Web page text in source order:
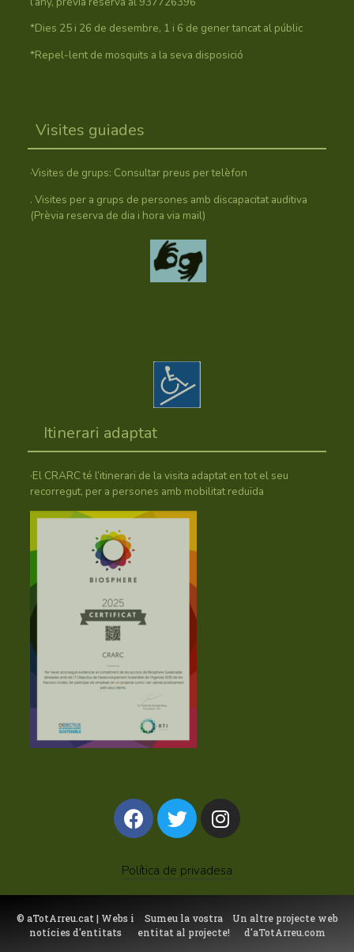
*Dies 25 i 26 de desembre, 1 i 6 de gener tancat al públic
*Repel-lent de mosquits a la seva disposició
Visites guiades
·Visites de grups: Consultar preus per telèfon
. Visites per a grups de persones amb discapacitat auditiva
(Prèvia reserva de dia i hora via mail)
Itinerari adaptat
·El CRARC té l’itinerari de la visita adaptat en tot el seu
recorregut, per a persones amb mobilitat reduïda
Política de privadesa
© aTotArreu.cat| Webs i
notícies d'entitats
Sumeu la vostra
entitat al projecte!
Un altre projecte web
d'aTotArreu.com